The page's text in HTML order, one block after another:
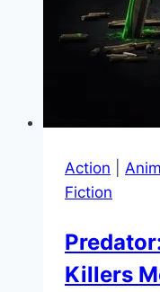
Action
Fiction
Killers